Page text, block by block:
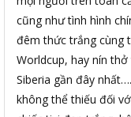
cũng như tình hình
đêm thức trắng cùng
Worldcup, hay nín
Siberia gần đây
không thể thiếu đối